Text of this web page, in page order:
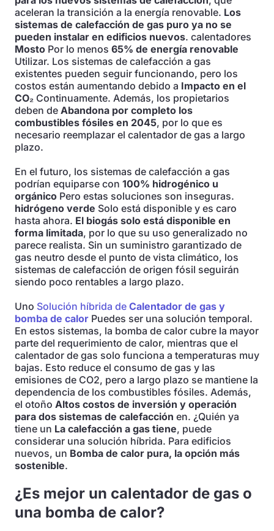
aceleran la transición a la energía renovable. Los
sistemas de calefacción de gas puro ya no se
pueden instalar en edificios nuevos. calentadores
Mosto Por lo menos 65% de energía renovable
Utilizar. Los sistemas de calefacción a gas
existentes pueden seguir funcionando, pero los
costos están aumentando debido a Impacto en el
CO₂ Continuamente. Además, los propietarios
deben de Abandona por completo los
combustibles fósiles en 2045, por lo que es
necesario reemplazar el calentador de gas a largo
plazo.
En el futuro, los sistemas de calefacción a gas
podrían equiparse con 100% hidrogénico u
orgánico Pero estas soluciones son inseguras.
hidrógeno verde Solo está disponible y es caro
hasta ahora. El biogás solo está disponible en
forma limitada, por lo que su uso generalizado no
parece realista. Sin un suministro garantizado de
gas neutro desde el punto de vista climático, los
sistemas de calefacción de origen fósil seguirán
siendo poco rentables a largo plazo.
Uno Solución híbrida de Calentador de gas y
bomba de calor Puedes ser una solución temporal.
En estos sistemas, la bomba de calor cubre la mayor
parte del requerimiento de calor, mientras que el
calentador de gas solo funciona a temperaturas muy
bajas. Esto reduce el consumo de gas y las
emisiones de CO2, pero a largo plazo se mantiene la
dependencia de los combustibles fósiles. Además,
el otoño Altos costos de inversión y operación
para dos sistemas de calefacción en. ¿Quién ya
tiene un La calefacción a gas tiene, puede
considerar una solución híbrida. Para edificios
nuevos, un Bomba de calor pura, la opción más
sostenible.
¿Es mejor un calentador de gas o
una bomba de calor?